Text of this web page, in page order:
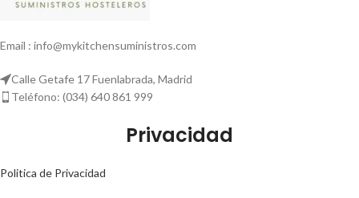
Email : info@mykitchensuministros.com
Calle Getafe 17 Fuenlabrada, Madrid
Teléfono: (034) 640 861 999
Privacidad
Politica de Privacidad